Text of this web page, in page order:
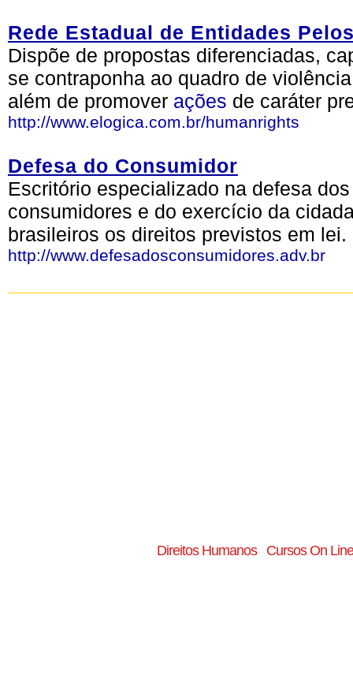
Rede Estadual de Entidades
Dispõe de propostas diferenciadas,
se contraponha ao quadro de
além de promover ações de caráter
http://www.elogica.com.br/humanrights
Defesa do Consumidor
Escritório especializado na defesa
consumidores e do exercício da
brasileiros os direitos previstos em lei.
http://www.defesadosconsumidores.adv.br
Direitos Humanos Cursos On Line